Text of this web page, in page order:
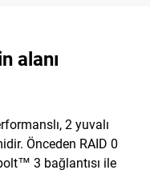
alanı
2 yuvalı
Önceden RAID 0
3 bağlantısı ile